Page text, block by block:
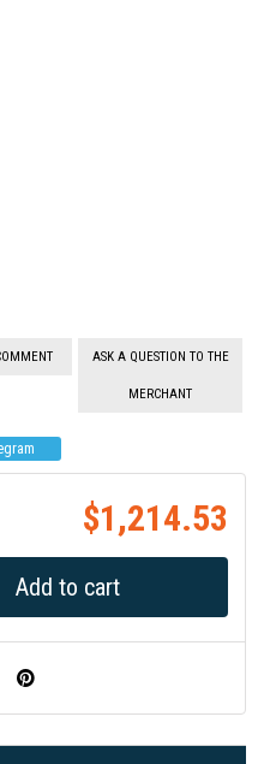
ASK A QUESTION TO THE
MERCHANT
$1,214.53